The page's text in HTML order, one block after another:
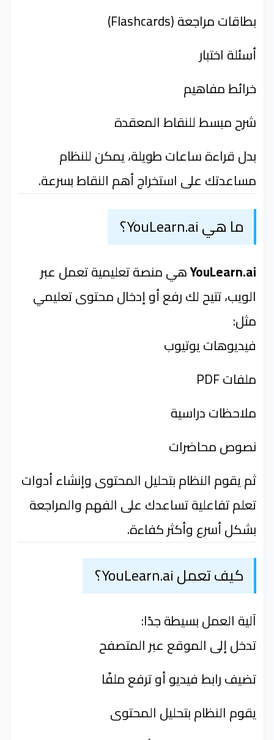
بطاقات مراجعة (Flashcards)
أسئلة اختبار
خرائط مفاهيم
شرح مبسط للنقاط المعقدة
بدل قراءة ساعات طويلة، يمكن للنظام
مساعدتك على استخراج أهم النقاط بسرعة.
ما هي YouLearn.ai؟
YouLearn.aiهي منصة تعليمية تعمل عبر
الويب، تتيح لك رفع أو إدخال محتوى تعليمي
مثل:
فيديوهات يوتيوب
ملفات PDF
ملاحظات دراسية
نصوص محاضرات
ثم يقوم النظام بتحليل المحتوى وإنشاء أدوات
تعلم تفاعلية تساعدك على الفهم والمراجعة
بشكل أسرع وأكثر كفاءة.
كيف تعمل YouLearn.ai؟
آلية العمل بسيطة جدًا:
تدخل إلى الموقع عبر المتصفح
تضيف رابط فيديو أو ترفع ملفًا
يقوم النظام بتحليل المحتوى